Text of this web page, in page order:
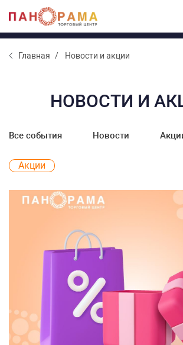
Главная Новости и акции
НОВОСТИ И
Все события Новости
Акции